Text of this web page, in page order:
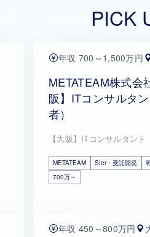
PICK
年収 700～1,500万円
METATEAM株式会
阪】ITコンサルタ
者）
【大阪】ITコンサルタント
METATEAM SIer・受託開発
700万～
年収 450～800万円